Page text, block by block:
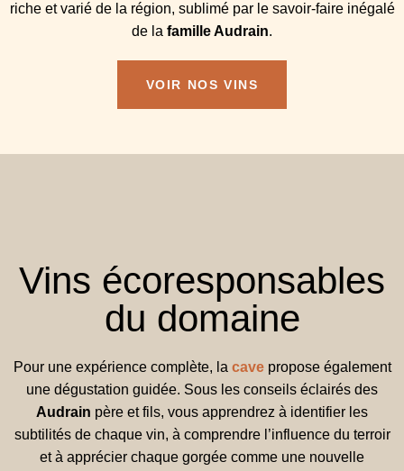
riche et varié de la région, sublimé par le savoir-faire inégalé
de la famille Audrain.
VOIR NOS VINS
Vins écoresponsables
du domaine
Pour une expérience complète, la cavepropose également
une dégustation guidée. Sous les conseils éclairés des
Audrain père et fils, vous apprendrez à identifier les
subtilités de chaque vin, à comprendre l’influence du terroir
et à apprécier chaque gorgée comme une nouvelle